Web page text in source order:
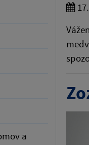
a